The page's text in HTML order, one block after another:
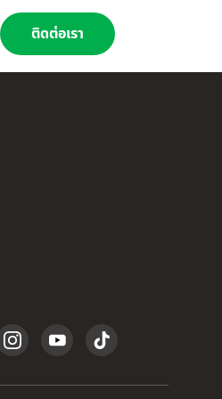
ติดต่อเรา